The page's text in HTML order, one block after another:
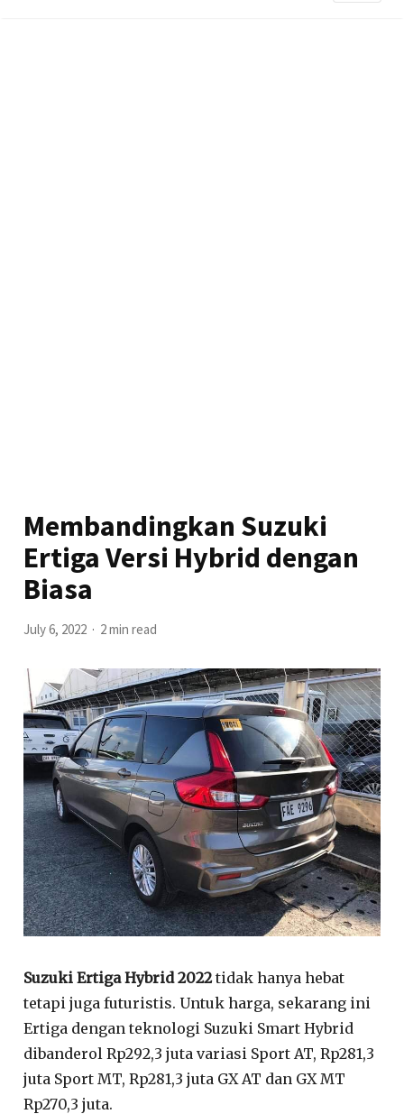
Membandingkan Suzuki
Ertiga Versi Hybrid dengan
Biasa
July 6, 2022 2 min read
Suzuki Ertiga Hybrid 2022tidak hanya hebat
tetapi juga futuristis. Untuk harga, sekarang ini
Ertiga dengan teknologi Suzuki Smart Hybrid
dibanderol Rp292,3 juta variasi Sport AT, Rp281,3
juta Sport MT, Rp281,3 juta GX AT dan GX MT
Rp270,3 juta.